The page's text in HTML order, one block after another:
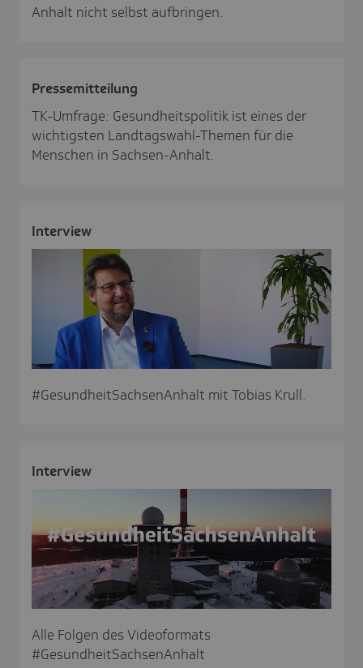
Anhalt nicht selbst aufbringen.
Pres­se­mit­tei­lung
TK-Umfrage: Gesundheitspolitik ist eines der
wichtigsten Landtagswahl-Themen für die
Menschen in Sachsen-Anhalt.
Inter­view
#GesundheitSachsenAnhalt mit Tobias Krull.
Inter­view
Alle Folgen des Videoformats
#GesundheitSachsenAnhalt